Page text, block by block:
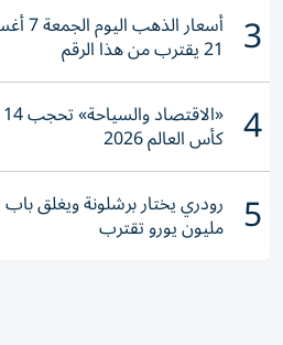
3 21 يقترب من هذا الرقم
4 كأس العالم 2026
5 مليون يورو تقترب